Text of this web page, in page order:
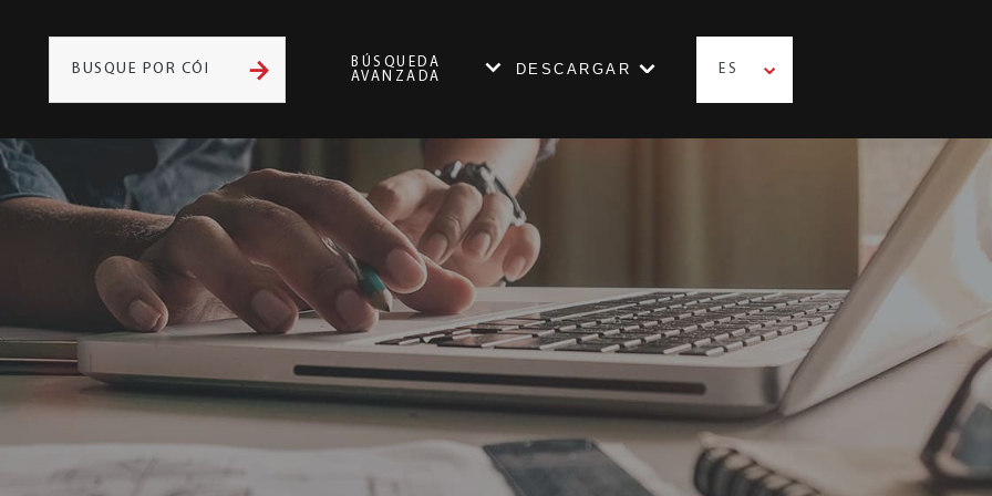
BÚSQUEDA
AVANZADA
DESCARGAR ES